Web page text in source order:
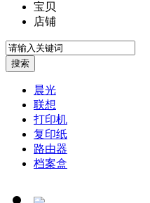
宝贝
店铺
晨光
联想
打印机
复印纸
路由器
档案盒